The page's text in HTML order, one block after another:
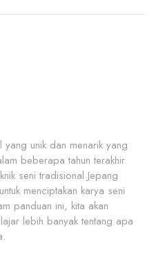
unik dan menarik yang
beberapa tahun terakhir.
seni tradisional Jepang
menciptakan karya seni
panduan ini, kita akan
lebih banyak tentang apa